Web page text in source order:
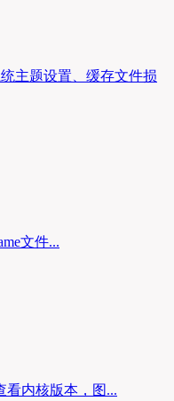
主题设置、缓存文件损
文件...
看内核版本，图...